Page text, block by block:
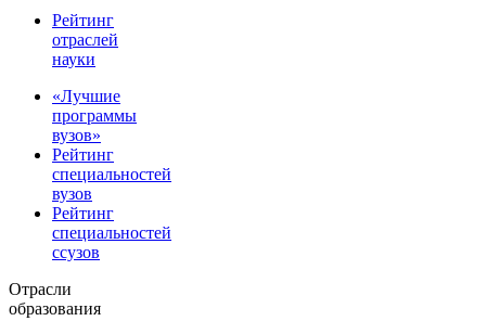
Рейтинг
отраслей
науки
«Лучшие
программы
вузов»
Рейтинг
специальностей
вузов
Рейтинг
специальностей
ссузов
Отрасли
образования